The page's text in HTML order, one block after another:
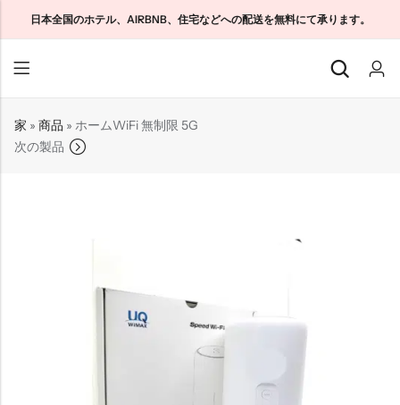
日本全国のホテル、AIRBNB、住宅などへの配送を無料にて承ります。
家 » 商品 » ホームWiFi 無制限 5G
次の製品
戻る
日本観光客向けSIM
戻る
ホームWiFi無制限
戻る
私たちについて